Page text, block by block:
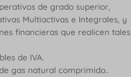
de grado superior,
Multiactivas e Integrales, y
financieras que realicen tales
de IVA.
gas natural comprimido..